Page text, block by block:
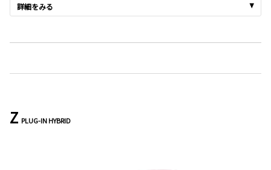
詳細をみる
Z PLUG-IN HYBRID